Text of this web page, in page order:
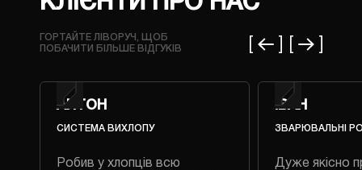
ГОРТАЙТЕ ЛІВОРУЧ, ЩОБ
ПОБАЧИТИ БІЛЬШЕ ВІДГУКІВ
АНТОН
СИСТЕМА ВИХЛОПУ
Робив у хлопців всю
ІВАН
ЗВАРЮВАЛЬНІ
Дуже якісно